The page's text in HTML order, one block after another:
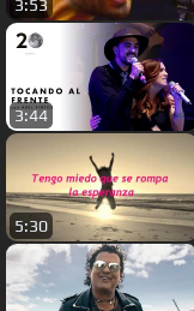
3:53
3:44
5:30